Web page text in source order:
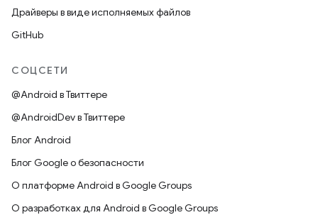
Драйверы в виде исполняемых файлов
GitHub
СОЦСЕТИ
@Android в Твиттере
@AndroidDev в Твиттере
Блог Android
Блог Google о безопасности
О платформе Android в Google Groups
О разработках для Android в Google Groups